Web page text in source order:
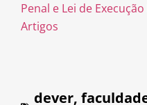
Penal e Lei de
Artigos
dever,